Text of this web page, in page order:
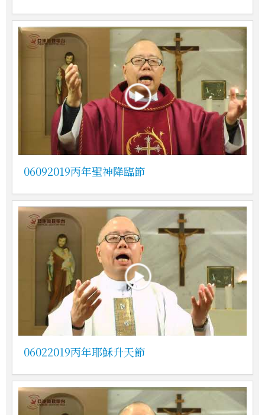
06092019丙年聖神降臨節
06022019丙年耶穌升天節